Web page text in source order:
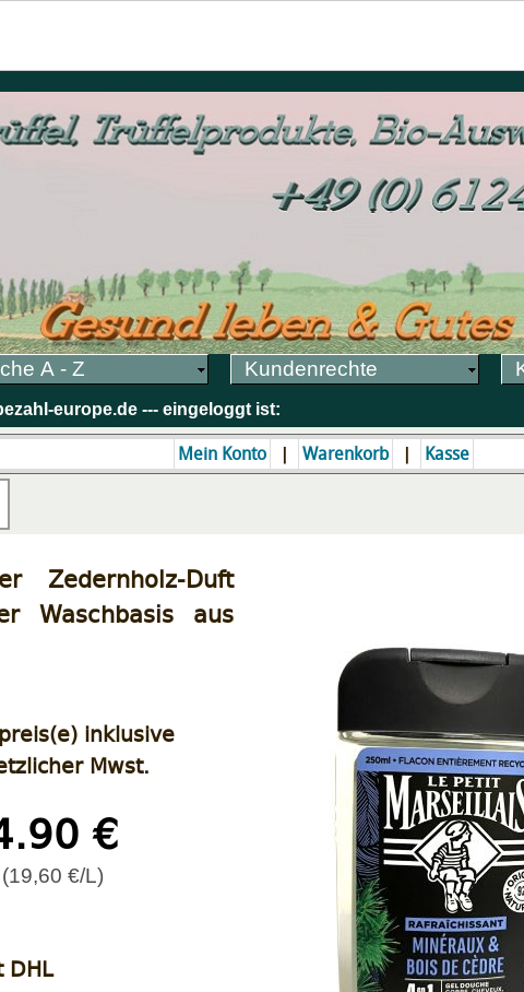
A - Z Kundenrechte
europe.de --- eingeloggt ist:
Mein Konto | Warenkorb | Kasse
Zedernholz-Duft
Waschbasis aus
inklusive
Mwst.
€
(19,60 €/L)